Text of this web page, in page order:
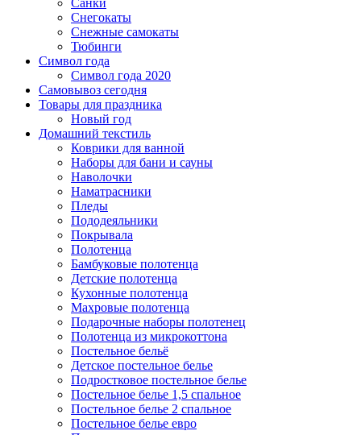
Санки
Снегокаты
Снежные самокаты
Тюбинги
Символ года
Символ года 2020
Самовывоз сегодня
Товары для праздника
Новый год
Домашний текстиль
Коврики для ванной
Наборы для бани и сауны
Наволочки
Наматрасники
Пледы
Пододеяльники
Покрывала
Полотенца
Бамбуковые полотенца
Детские полотенца
Кухонные полотенца
Махровые полотенца
Подарочные наборы полотенец
Полотенца из микрокоттона
Постельное бельё
Детское постельное белье
Подростковое постельное белье
Постельное белье 1,5 спальное
Постельное белье 2 спальное
Постельное белье евро